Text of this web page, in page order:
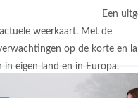
Een
weerkaart. Met de
op de korte en
in eigen land en in Europa.